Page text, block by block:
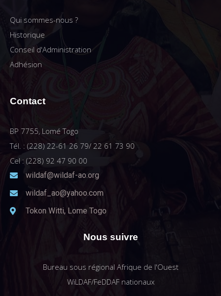
Qui sommes-nous ?
Historique
Conseil d'Administration
Adhésion
Contact
BP 7755, Lomé Togo
Tél. : (228) 22-61 26 79/ 22 61 73 90
Cel : (228) 92 47 90 00
wildaf@wildaf-ao.org
wildaf_ao@yahoo.com
Tokon Witti, Lome Togo
Nous suivre
Bureau sous régional Afrique de l'Ouest
WiLDAF/FeDDAF nationaux